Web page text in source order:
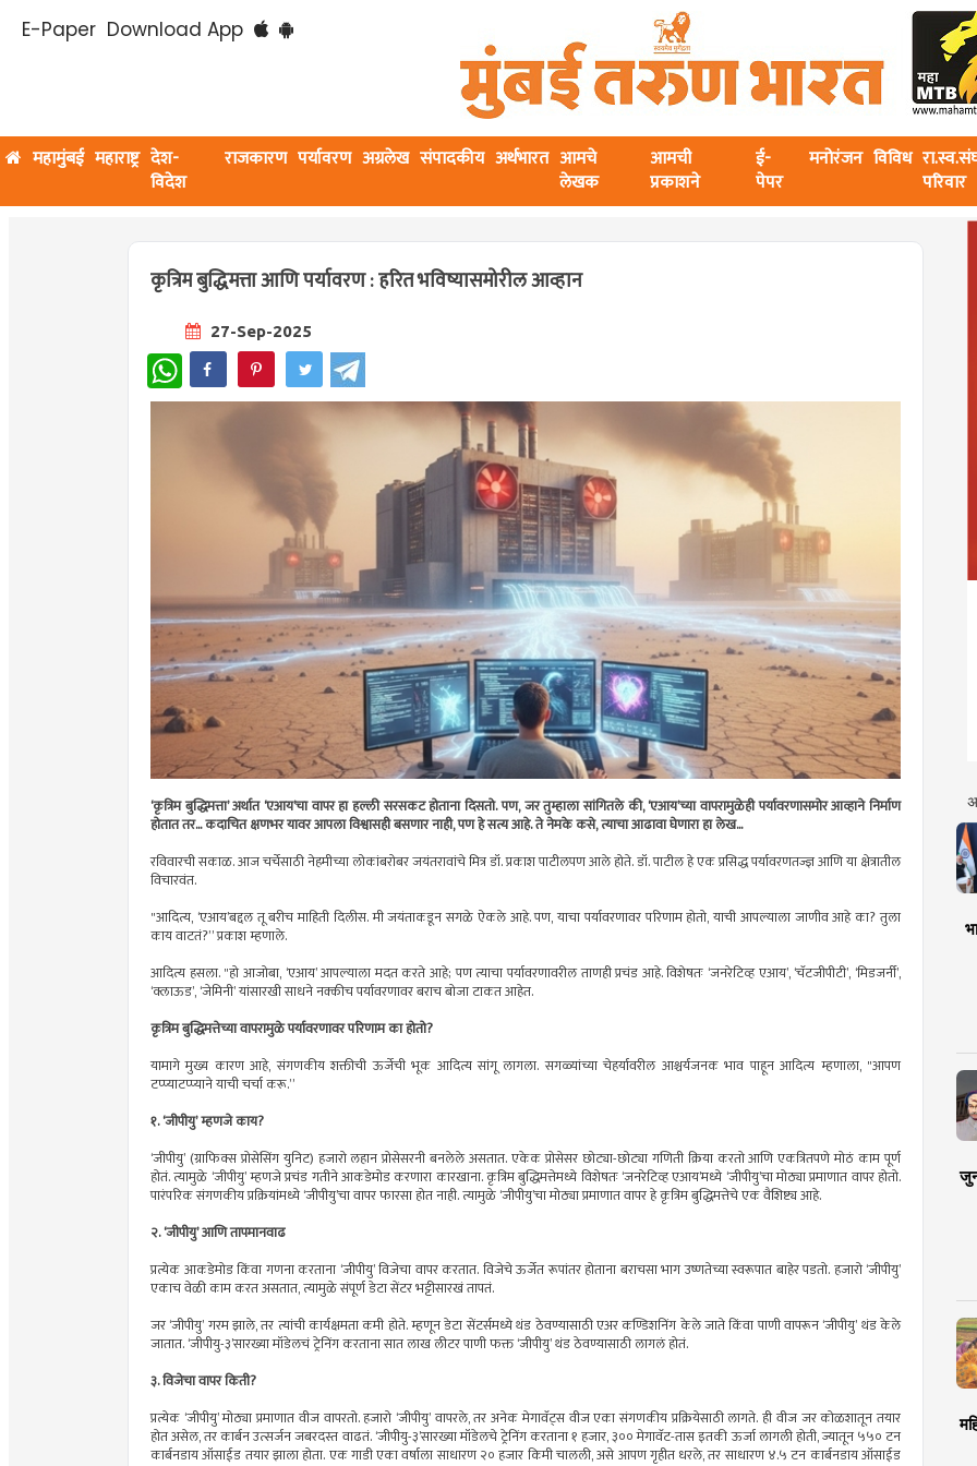
E-Paper Download App
महामुंबई महाराष्ट्र देश-
विदेश
राजकारण पर्यावरण अग्रलेख संपादकीय अर्थभारत आमचे
लेखक
आमची
प्रकाशने
ई-
पेपर
मनोरंजन विविध
परिवार
कृत्रिम बुद्धिमत्ता आणि पर्यावरण : हरित भविष्यासमोरील आव्हान
27-Sep-2025
WhatsApp
‘कृत्रिम बुद्धिमत्ता’ अर्थात ‘एआय’चा वापर हा हल्ली सरसकट होताना दिसतो. पण, जर तुम्हाला सांगितले की, ‘एआय’च्या वापरामुळेही पर्यावरणासमोर आव्हाने निर्माण
होतात तर... कदाचित क्षणभर यावर आपला विश्वासही बसणार नाही, पण हे सत्य आहे. ते नेमके कसे, त्याचा आढावा घेणारा हा लेख...
रविवारची सकाळ. आज चर्चेसाठी नेहमीच्या लोकांबरोबर जयंतरावांचे मित्र डॉ. प्रकाश पाटीलपण आले होते. डॉ. पाटील हे एक प्रसिद्ध पर्यावरणतज्ज्ञ आणि या क्षेत्रातील
विचारवंत.
"आदित्य, ‘एआय’बद्दल तू बरीच माहिती दिलीस. मी जयंताकडून सगळे ऐकले आहे. पण, याचा पर्यावरणावर परिणाम होतो, याची आपल्याला जाणीव आहे का? तुला
काय वाटतं?” प्रकाश म्हणाले.
आदित्य हसला. "हो आजोबा, ‘एआय’ आपल्याला मदत करते आहे; पण त्याचा पर्यावरणावरील ताणही प्रचंड आहे. विशेषतः ‘जनरेटिव्ह एआय’, ‘चॅटजीपीटी’, ‘मिडजर्नी’,
‘क्लाऊड’, ‘जेमिनी’ यांसारखी साधने नक्कीच पर्यावरणावर बराच बोजा टाकत आहेत.
कृत्रिम बुद्धिमत्तेच्या वापरामुळे पर्यावरणावर परिणाम का होतो?
यामागे मुख्य कारण आहे, संगणकीय शक्तीची ऊर्जेची भूक आदित्य सांगू लागला. सगळ्यांच्या चेहर्यावरील आश्चर्यजनक भाव पाहून आदित्य म्हणाला, "आपण
टप्प्याटप्प्याने याची चर्चा करू.”
१. ‘जीपीयु’ म्हणजे काय?
‘जीपीयु’ (ग्राफिक्स प्रोसेसिंग युनिट) हजारो लहान प्रोसेसरनी बनलेले असतात. एकेक प्रोसेसर छोट्या-छोट्या गणिती क्रिया करतो आणि एकत्रितपणे मोठं काम पूर्ण
होतं. त्यामुळे ‘जीपीयु’ म्हणजे प्रचंड गतीने आकडेमोड करणारा कारखाना. कृत्रिम बुद्धिमत्तेमध्ये विशेषतः ‘जनरेटिव्ह एआय’मध्ये ‘जीपीयु’चा मोठ्या प्रमाणात वापर होतो.
पारंपरिक संगणकीय प्रक्रियांमध्ये ‘जीपीयु’चा वापर फारसा होत नाही. त्यामुळे ‘जीपीयु’चा मोठ्या प्रमाणात वापर हे कृत्रिम बुद्धिमत्तेचे एक वैशिष्ट्य आहे.
२. ‘जीपीयु’ आणि तापमानवाढ
प्रत्येक आकडेमोड किंवा गणना करताना ‘जीपीयु’ विजेचा वापर करतात. विजेचे ऊर्जेत रूपांतर होताना बराचसा भाग उष्णतेच्या स्वरूपात बाहेर पडतो. हजारो ‘जीपीयु’
एकाच वेळी काम करत असतात, त्यामुळे संपूर्ण डेटा सेंटर भट्टीसारखं तापतं.
जर ‘जीपीयु’ गरम झाले, तर त्यांची कार्यक्षमता कमी होते. म्हणून डेटा सेंटर्समध्ये थंड ठेवण्यासाठी एअर कण्डिशनिंग केले जाते किंवा पाणी वापरून ‘जीपीयु’ थंड केले
जातात. ‘जीपीयु-३’सारख्या मॉडेलचं ट्रेनिंग करताना सात लाख लीटर पाणी फक्त ‘जीपीयु’ थंड ठेवण्यासाठी लागलं होतं.
३. विजेचा वापर किती?
प्रत्येक ‘जीपीयु’ मोठ्या प्रमाणात वीज वापरतो. हजारो ‘जीपीयु’ वापरले, तर अनेक मेगावॅट्स वीज एका संगणकीय प्रक्रियेसाठी लागते. ही वीज जर कोळशातून तयार
होत असेल, तर कार्बन उत्सर्जन जबरदस्त वाढतं. ‘जीपीयु-३’सारख्या मॉडेलचे ट्रेनिंग करताना १ हजार, ३०० मेगावॅट-तास इतकी ऊर्जा लागली होती, ज्यातून ५५० टन
कार्बनडाय ऑसाईड तयार झाला होता. एक गाडी एका वर्षाला साधारण २० हजार किमी चालली, असे आपण गृहीत धरले, तर साधारण ४.५ टन कार्बनडाय ऑसाईड